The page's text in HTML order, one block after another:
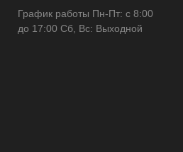
График работы Пн-Пт: с 8:00
до 17:00 Сб, Вс: Выходной